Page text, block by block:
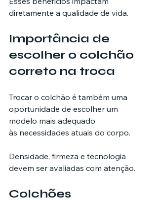
diretamente a qualidade de vida.
Importância de
escolher o colchão
correto na troca
Trocar o colchão é também uma
oportunidade de escolher um
modelo mais adequado
às necessidades atuais do corpo.
Densidade, firmeza e tecnologia
devem ser avaliadas com atenção.
Colchões